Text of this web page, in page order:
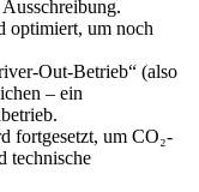
optimiert, um noch
Out-Betrieb“ (also
– ein
fortgesetzt, um CO₂-
technische